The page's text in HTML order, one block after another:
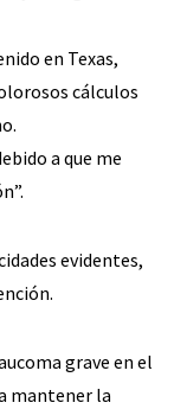
en Texas,
cálculos
a que me
evidentes,
grave en el
mantener la